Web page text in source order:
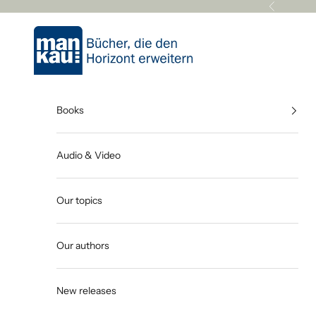
Previous
Mankau Verlag
Books
Audio & Video
Our topics
Our authors
New releases